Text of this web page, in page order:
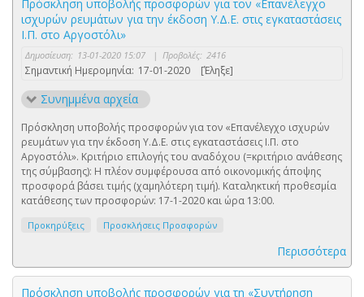
Πρόσκληση υποβολής προσφορών για τον «Επανέλεγχο
ισχυρών ρευμάτων για την έκδοση Υ.Δ.Ε. στις εγκαταστάσεις
Ι.Π. στο Αργοστόλι»
Δημοσίευση: 13-01-2020 15:07 | Προβολές: 2416
Σημαντική Ημερομηνία: 17-01-2020 [Έληξε]
Συνημμένα αρχεία
Πρόσκληση υποβολής προσφορών για τον «Επανέλεγχο ισχυρών
ρευμάτων για την έκδοση Υ.Δ.Ε. στις εγκαταστάσεις Ι.Π. στο
Αργοστόλι». Κριτήριο επιλογής του αναδόχου (=κριτήριο ανάθεσης
της σύμβασης): Η πλέον συμφέρουσα από οικονομικής άποψης
προσφορά βάσει τιμής (χαμηλότερη τιμή). Καταληκτική προθεσμία
κατάθεσης των προσφορών: 17-1-2020 και ώρα 13:00.
Προκηρύξεις Προσκλήσεις Προσφορών
Περισσότερα
Πρόσκληση υποβολής προσφορών για τη «Συντήρηση